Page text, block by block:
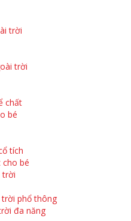
trời
trời
chất
bé
tích
cho bé
trời
phổ thông
đa năng